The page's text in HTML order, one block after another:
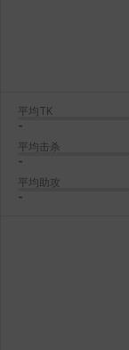
平均TK
-
平均击杀
-
平均助攻
-